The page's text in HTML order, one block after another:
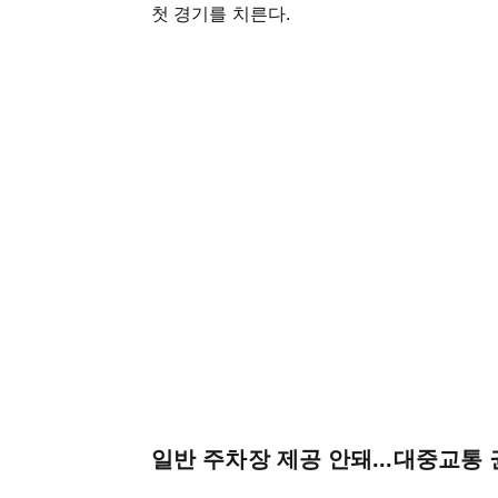
첫 경기를 치른다.
일반 주차장 제공 안돼...대중교통